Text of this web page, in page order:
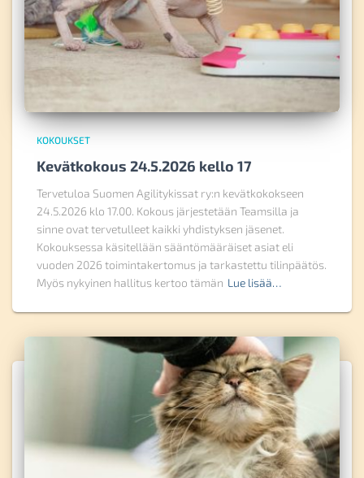
KOKOUKSET
Kevätkokous 24.5.2026 kello 17
Tervetuloa Suomen Agilitykissat ry:n kevätkokokseen
24.5.2026 klo 17.00. Kokous järjestetään Teamsilla ja
sinne ovat tervetulleet kaikki yhdistyksen jäsenet.
Kokouksessa käsitellään sääntömääräiset asiat eli
vuoden 2026 toimintakertomus ja tarkastettu tilinpäätös.
Myös nykyinen hallitus kertoo tämän Lue lisää…